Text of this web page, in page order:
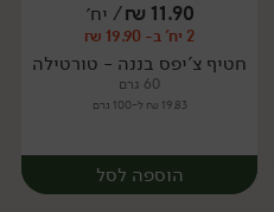
יח׳
11.90
₪/ יח׳
2 יח' ב- 19.90 ₪
חטיף צ'יפס בננה - טורטילה
60 גרם
19.83 ₪ ל-100 גרם
הוספה לסל